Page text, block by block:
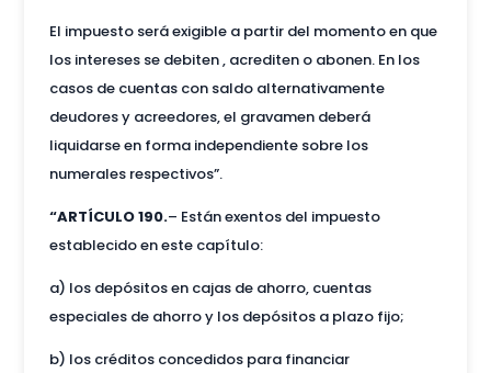
El impuesto será exigible a partir del momento en que
los intereses se debiten , acrediten o abonen. En los
casos de cuentas con saldo alternativamente
deudores y acreedores, el gravamen deberá
liquidarse en forma independiente sobre los
numerales respectivos”.
“ARTÍCULO 190.– Están exentos del impuesto
establecido en este capítulo:
a) los depósitos en cajas de ahorro, cuentas
especiales de ahorro y los depósitos a plazo fijo;
b) los créditos concedidos para financiar